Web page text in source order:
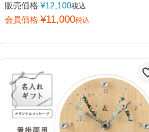
販売価格 ¥12,100税込
会員価格 ¥11,000税込